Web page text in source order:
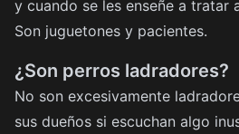
y cuando se les enseñe a tratar
Son juguetones y pacientes.
¿Son perros ladradores?
No son excesivamente
sus dueños si escuchan algo